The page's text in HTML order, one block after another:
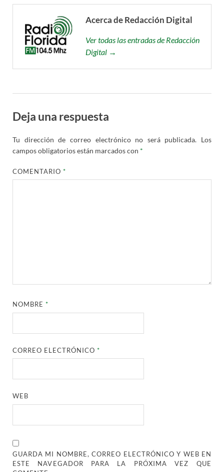
Acerca de Redacción Digital
Ver todas las entradas de Redacción
Digital →
Deja una respuesta
Tu dirección de correo electrónico no será publicada. Los
campos obligatorios están marcados con *
COMENTARIO*
NOMBRE*
CORREO ELECTRÓNICO*
WEB
GUARDA MI NOMBRE, CORREO ELECTRÓNICO Y WEB EN
ESTE NAVEGADOR PARA LA PRÓXIMA VEZ QUE